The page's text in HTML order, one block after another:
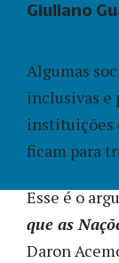
Algumas
inclusivas e
instituições
ficam para
Esse é o
que as
Daron
Giuliano